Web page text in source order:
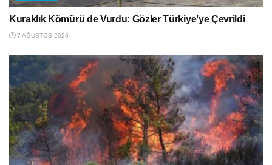
Kuraklık Kömürü de Vurdu: Gözler Türkiye’ye Çevrildi
7 AĞUSTOS 2026